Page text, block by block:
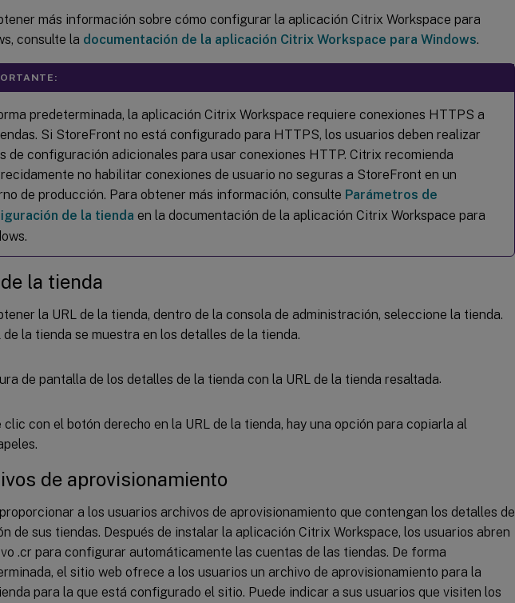
más información sobre cómo configurar la aplicación Citrix Workspace para
consulte la documentación de la aplicación Citrix Workspace para Windows.
predeterminada, la aplicación Citrix Workspace requiere conexiones HTTPS a
Si StoreFront no está configurado para HTTPS, los usuarios deben realizar
de configuración adicionales para usar conexiones HTTP. Citrix recomienda
no habilitar conexiones de usuario no seguras a StoreFront en un
de producción. Para obtener más información, consulte Parámetros de
de la tienda en la documentación de la aplicación Citrix Workspace para
la tienda
la URL de la tienda, dentro de la consola de administración, seleccione la tienda.
de la tienda se muestra en los detalles de la tienda.
.
clic con el botón derecho en la URL de la tienda, hay una opción para copiarla al
de aprovisionamiento
a los usuarios archivos de aprovisionamiento que contengan los detalles de
de sus tiendas. Después de instalar la aplicación Citrix Workspace, los usuarios abren
.cr para configurar automáticamente las cuentas de las tiendas. De forma
el sitio web ofrece a los usuarios un archivo de aprovisionamiento para la
para la que está configurado el sitio. Puede indicar a sus usuarios que visiten los